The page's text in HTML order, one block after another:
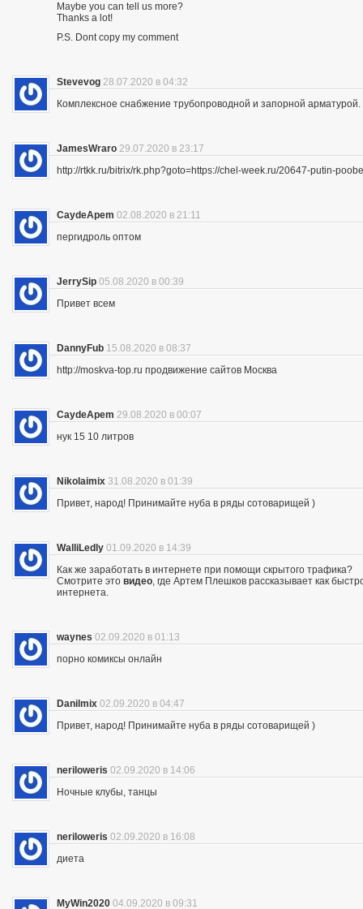
Maybe you can tell us more?
Thanks a lot!
P.S. Dont copy my comment
Stevevog 28.07.2020 в 04:32
Комплексное снабжение трубопроводной и запорной арматурой.
JamesWraro 29.07.2020 в 23:17
http://rtkk.ru/bitrix/rk.php?goto=https://chel-week.ru/20647-putin-
CaydeApem 02.08.2020 в 21:11
пергидроль оптом
JerrySip 05.08.2020 в 00:39
Привет всем
DannyFub 15.08.2020 в 08:37
http://moskva-top.ru продвижение сайтов Москва
CaydeApem 29.08.2020 в 00:07
нук 15 10 литров
Nikolaimix 31.08.2020 в 01:39
Привет, народ! Принимайте нуба в ряды сотоварищей )
WalliLedly 01.09.2020 в 14:39
Как же заработать в интернете при помощи скрытого трафика?
Смотрите это видео, где Артем Плешков рассказывает как
интернета.
waynes 02.09.2020 в 01:13
порно комиксы онлайн
Danilmix 02.09.2020 в 04:47
Привет, народ! Принимайте нуба в ряды сотоварищей )
neriloweris 02.09.2020 в 14:06
Ночные клубы, танцы
neriloweris 02.09.2020 в 16:08
диета
MyWin2020 04.09.2020 в 09:31